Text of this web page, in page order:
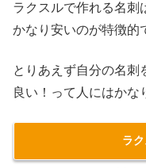
ラクスルで作れる名刺
かなり安いのが特徴的
とりあえず自分の名刺
良い！って人にはかな
ラ